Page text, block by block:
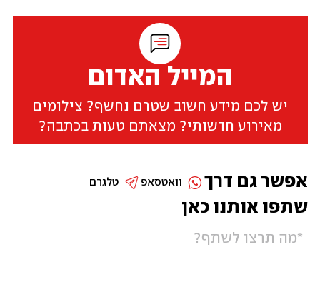
המייל האדום
יש לכם מידע חשוב שטרם נחשף? צילומים
מאירוע חדשותי? מצאתם טעות בכתבה?
שתפו אותנו כאן
אפשר גם דרך טלגרם וואטסאפ